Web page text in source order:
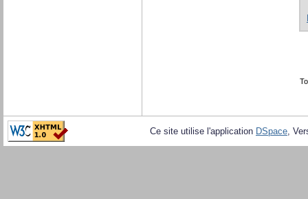
Ce site utilise l'application DSpace,